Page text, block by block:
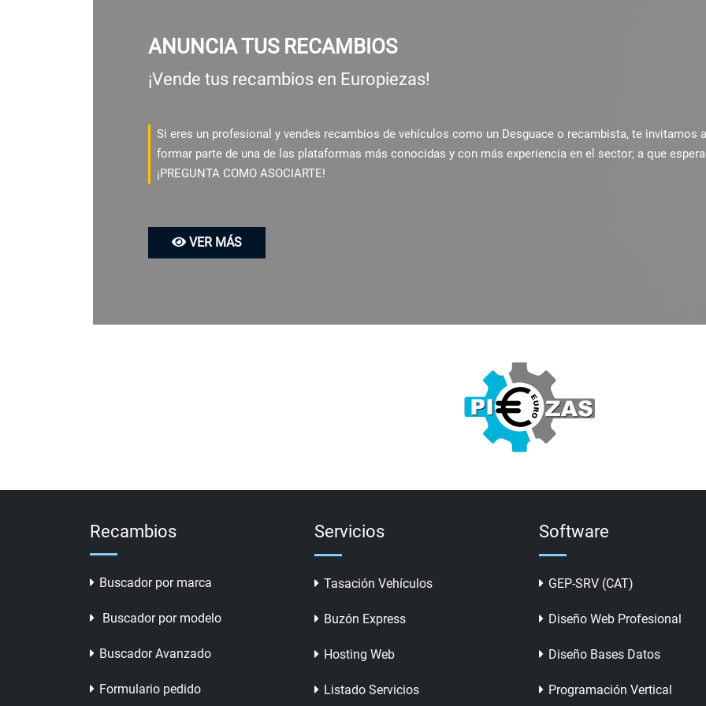
ANUNCIA TUS RECAMBIOS
¡Vende tus recambios en Europiezas!
Si eres un profesional y vendes recambios de vehículos como un Desguace o recambista, te invitamos a
formar parte de una de las plataformas más conocidas y con más experiencia en el sector; a que
¡PREGUNTA COMO ASOCIARTE!
VER MÁS
Recambios
Buscador por marca
Buscador por modelo
Buscador Avanzado
Formulario pedido
Servicios
Tasación Vehículos
Buzón Express
Hosting Web
Listado Servicios
Software
GEP-SRV (CAT)
Diseño Web Profesional
Diseño Bases Datos
Programación Vertical